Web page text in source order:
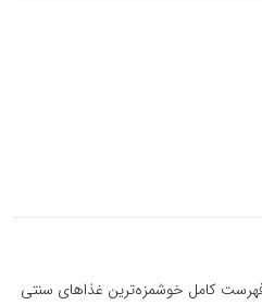
کامل خوشمزه‌ترین غذاهای سنتی